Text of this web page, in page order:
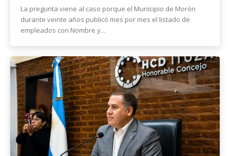
La pregunta viene al caso porque el Municipio de Morón
durante veinte años publicó mes por mes el listado de
empleados con Nombre y...